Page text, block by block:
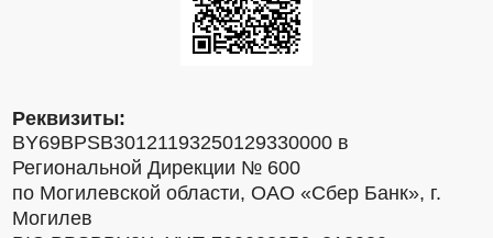
Реквизиты:
BY69BPSB30121193250129330000 в
Региональной Дирекции № 600
по Могилевской области, ОАО «Сбер Банк», г.
Могилев